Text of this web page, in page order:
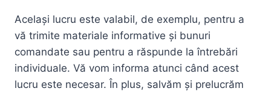
Același lucru este valabil, de exemplu, pentru a
vă trimite materiale informative și bunuri
comandate sau pentru a răspunde la întrebări
individuale. Vă vom informa atunci când acest
lucru este necesar. În plus, salvăm și prelucrăm